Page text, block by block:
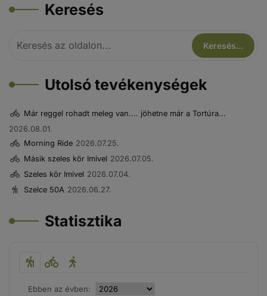
Keresés
Utolsó tevékenységek
Már reggel rohadt meleg van.... jöhetne már a Tortúra...
2026.08.01.
Morning Ride 2026.07.25.
Másik szeles kör Imivel 2026.07.05.
Szeles kör Imivel 2026.07.04.
Szelce 50A 2026.06.27.
Statisztika
Ebben az évben: